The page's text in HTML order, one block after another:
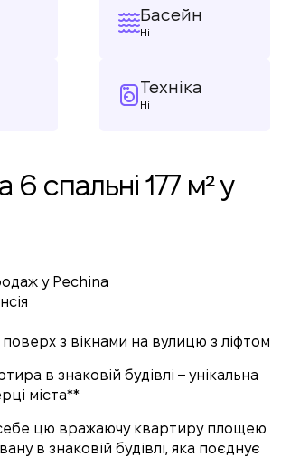
Басейн
Ні
Техніка
Ні
6 спальні 177 м² у
у Pechina
поверх з вікнами на вулицю з ліфтом
в знаковій будівлі – унікальна
міста**
цю вражаючу квартиру площею
в знаковій будівлі, яка поєднує